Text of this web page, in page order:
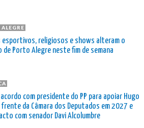
esportivos, religiosos e shows alteram o
Porto Alegre neste fim de semana
com presidente do PP para apoiar Hugo
da Câmara dos Deputados em 2027 e
com senador Davi Alcolumbre